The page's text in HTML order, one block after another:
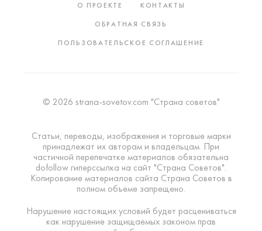
О ПРОЕКТЕ
КОНТАКТЫ
ОБРАТНАЯ СВЯЗЬ
ПОЛЬЗОВАТЕЛЬСКОЕ СОГЛАШЕНИЕ
© 2026 strana-sovetov.com "Страна советов"
Статьи, переводы, изображения и торговые марки
принадлежат их авторам и владельцам. При
частичной перепечатке материалов обязательна
dofollow гиперссылка на сайт "Страна Советов".
Копирование материалов сайта Страна Советов в
полном объеме запрещено.
Нарушение настоящих условий будет расцениваться
как нарушение защищаемых законом прав